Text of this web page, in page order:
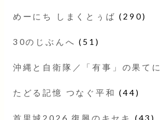
めーにち しまくとぅば (290)
30のじぶんへ (51)
沖縄と自衛隊／「有事」の果てに
たどる記憶 つなぐ平和 (44)
首里城2026 復興のキセキ (43)